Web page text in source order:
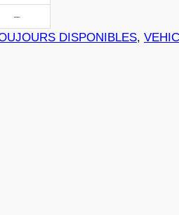
i
–
DISPONIBLES,